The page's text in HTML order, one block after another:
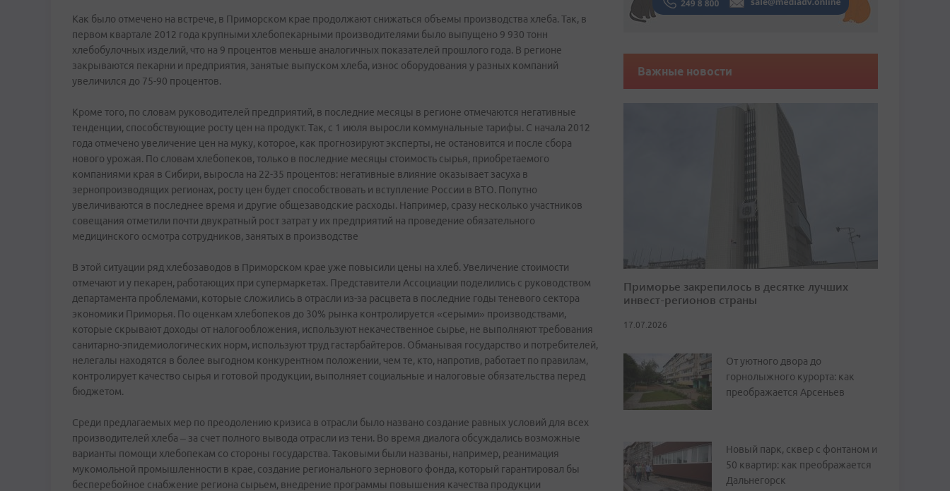
Как было отмечено на встрече, в Приморском крае продолжают снижаться объемы производства хлеба. Так, в
первом квартале 2012 года крупными хлебопекарными производителями было выпущено 9 930 тонн
хлебобулочных изделий, что на 9 процентов меньше аналогичных показателей прошлого года. В регионе
закрываются пекарни и предприятия, занятые выпуском хлеба, износ оборудования у разных компаний
увеличился до 75-90 процентов.
Кроме того, по словам руководителей предприятий, в последние месяцы в регионе отмечаются негативные
тенденции, способствующие росту цен на продукт. Так, с 1 июля выросли коммунальные тарифы. С начала 2012
года отмечено увеличение цен на муку, которое, как прогнозируют эксперты, не остановится и после сбора
нового урожая. По словам хлебопеков, только в последние месяцы стоимость сырья, приобретаемого
компаниями края в Сибири, выросла на 22-35 процентов: негативные влияние оказывает засуха в
зернопроизводящих регионах, росту цен будет способствовать и вступление России в ВТО. Попутно
увеличиваются в последнее время и другие общезаводские расходы. Например, сразу несколько участников
совещания отметили почти двукратный рост затрат у их предприятий на проведение обязательного
медицинского осмотра сотрудников, занятых в производстве
В этой ситуации ряд хлебозаводов в Приморском крае уже повысили цены на хлеб. Увеличение стоимости
отмечают и у пекарен, работающих при супермаркетах. Представители Ассоциации поделились с руководством
департамента проблемами, которые сложились в отрасли из-за расцвета в последние годы теневого сектора
экономики Приморья. По оценкам хлебопеков до 30% рынка контролируется «серыми» производствами,
которые скрывают доходы от налогообложения, используют некачественное сырье, не выполняют требования
санитарно-эпидемиологических норм, используют труд гастарбайтеров. Обманывая государство и потребителей,
нелегалы находятся в более выгодном конкурентном положении, чем те, кто, напротив, работает по правилам,
контролирует качество сырья и готовой продукции, выполняет социальные и налоговые обязательства перед
бюджетом.
Среди предлагаемых мер по преодолению кризиса в отрасли было названо создание равных условий для всех
производителей хлеба – за счет полного вывода отрасли из тени. Во время диалога обсуждались возможные
варианты помощи хлебопекам со стороны государства. Таковыми были названы, например, реанимация
мукомольной промышленности в крае, создание регионального зернового фонда, который гарантировал бы
бесперебойное снабжение региона сырьем, внедрение программы повышения качества продукции
Важные новости
Приморье закрепилось в десятке лучших
инвест-регионов страны
17.07.2026
От уютного двора до
горнолыжного курорта: как
преображается Арсеньев
Новый парк, сквер с фонтаном и
50 квартир: как преображается
Дальнегорск